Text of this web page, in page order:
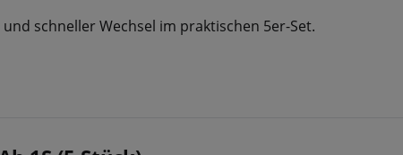
schneller Wechsel im praktischen 5er-Set.